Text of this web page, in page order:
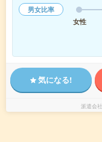
男女比率
女性
気になる!
派遣会社